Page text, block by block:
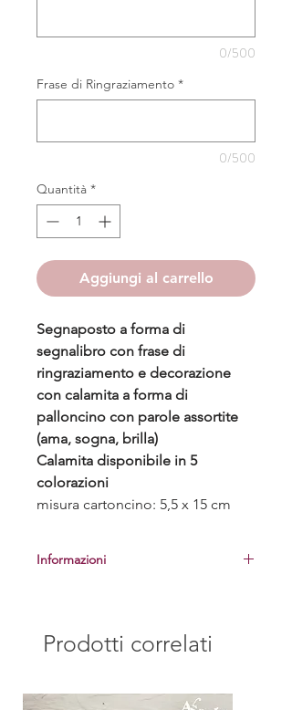
0/500
Frase di Ringraziamento *
0/500
Quantità *
Aggiungi al carrello
Segnaposto a forma di
segnalibro con frase di
ringraziamento e decorazione
con calamita a forma di
palloncino con parole assortite
(ama, sogna, brilla)
Calamita disponibile in 5
colorazioni
misura cartoncino: 5,5 x 15 cm
Informazioni
controllare
Prodotti correlati